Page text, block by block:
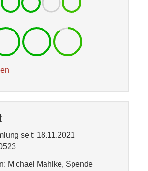
seit: 18.11.2021
Michael Mahlke, Spende